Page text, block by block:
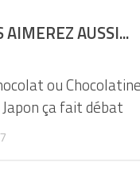
AIMEREZ AUSSI...
ou
ça fait débat